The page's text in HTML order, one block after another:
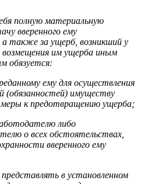
полную материальную
вверенного ему
также за ущерб, возникший у
им ущерба иным
обязуется:
ему для осуществления
(обязанностей) имуществу
к предотвращению ущерба;
либо
о всех обстоятельствах,
вверенного ему
в установленном